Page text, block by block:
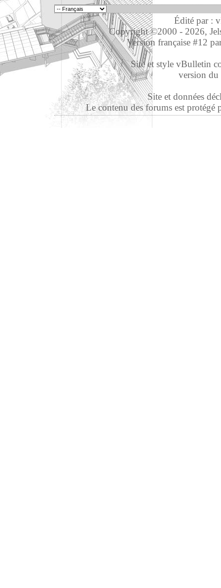
Édité par :
Copyright ©2000 - 2026,
Version française #12
Site et style vBulletin
version
Site et données
Le contenu des forums est protégé